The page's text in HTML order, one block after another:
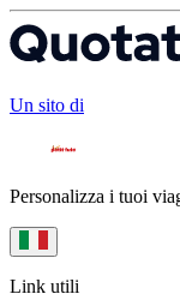
Un sito di
Personalizza i tuoi
Link utili